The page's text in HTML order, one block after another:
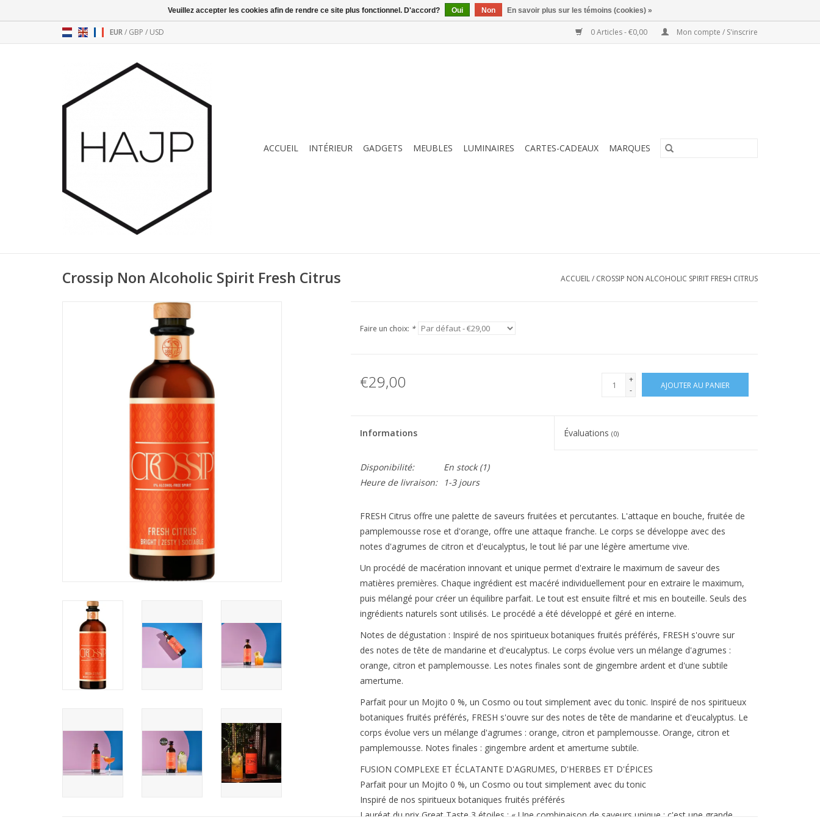
EUR/ GBP / USD 0 Articles - €0,00 Mon compte / S'inscrire
ACCUEIL INTÉRIEUR GADGETS MEUBLES LUMINAIRES CARTES-CADEAUX MARQUES
Crossip Non Alcoholic Spirit Fresh Citrus ACCUEIL/ CROSSIP NON ALCOHOLIC SPIRIT FRESH CITRUS
Faire un choix: *
€29,00
+
-
AJOUTER AU PANIER
Informations Évaluations(0)
Disponibilité: En stock(1)
Heure de livraison:
1-3 jours
FRESH Citrus offre une palette de saveurs fruitées et percutantes. L'attaque en bouche, fruitée de
pamplemousse rose et d'orange, offre une attaque franche. Le corps se développe avec des
notes d'agrumes de citron et d'eucalyptus, le tout lié par une légère amertume vive.
Un procédé de macération innovant et unique permet d'extraire le maximum de saveur des
matières premières. Chaque ingrédient est macéré individuellement pour en extraire le maximum,
puis mélangé pour créer un équilibre parfait. Le tout est ensuite filtré et mis en bouteille. Seuls des
ingrédients naturels sont utilisés. Le procédé a été développé et géré en interne.
Notes de dégustation : Inspiré de nos spiritueux botaniques fruités préférés, FRESH s'ouvre sur
des notes de tête de mandarine et d'eucalyptus. Le corps évolue vers un mélange d'agrumes :
orange, citron et pamplemousse. Les notes finales sont de gingembre ardent et d'une subtile
amertume.
Parfait pour un Mojito 0 %, un Cosmo ou tout simplement avec du tonic. Inspiré de nos spiritueux
botaniques fruités préférés, FRESH s'ouvre sur des notes de tête de mandarine et d'eucalyptus. Le
corps évolue vers un mélange d'agrumes : orange, citron et pamplemousse. Orange, citron et
pamplemousse. Notes finales : gingembre ardent et amertume subtile.
FUSION COMPLEXE ET ÉCLATANTE D'AGRUMES, D'HERBES ET D'ÉPICES
Parfait pour un Mojito 0 %, un Cosmo ou tout simplement avec du tonic
Inspiré de nos spiritueux botaniques fruités préférés
Lauréat du prix Great Taste 3 étoiles : « Une combinaison de saveurs unique ; c'est une grande
Veuillez accepter les cookies afin de rendre ce site plus fonctionnel. D'accord? Oui Non En savoir plus sur les témoins (cookies) »